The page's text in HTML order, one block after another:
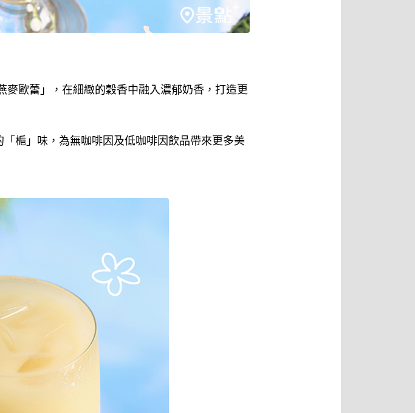
歐蕾」，在細緻的穀香中融入濃郁奶香，打造更
梔」味，為無咖啡因及低咖啡因飲品帶來更多美